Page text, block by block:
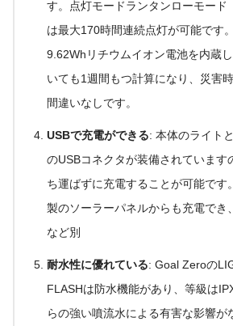
す。点灯モードランタンローモード
は最大170時間連続点灯が可能です
9.62Whリチウムイオン電池を内蔵
いても1週間もつ計算になり、災害
間違いなしです。
USBで充電ができる: 本体のライト
のUSBコネクタが装備されています
ち運ばずに充電することが可能です
製のソーラーパネルからも充電でき
など別
耐水性に優れている: Goal Zeroの
FLASHは防水機能があり、等級は
らの強い噴流水による有害な影響が